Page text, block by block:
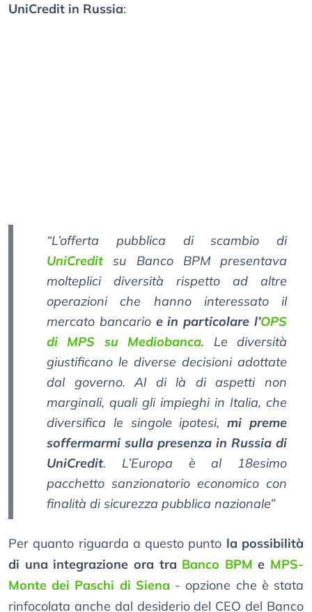
UniCredit in Russia:
“L’offerta pubblica di scambio di
UniCreditsu Banco BPM presentava
molteplici diversità rispetto ad altre
operazioni che hanno interessato il
mercato bancario e in particolare l’OPS
di MPS su Mediobanca. Le diversità
giustificano le diverse decisioni adottate
dal governo. Al di là di aspetti non
marginali, quali gli impieghi in Italia, che
diversifica le singole ipotesi,mi preme
soffermarmi sulla presenza in Russia di
UniCredit. L’Europa è al 18esimo
pacchetto sanzionatorio economico con
finalità di sicurezza pubblica nazionale”
Per quanto riguarda a questo punto la possibilità
di una integrazione ora tra Banco BPM e MPS-
Monte dei Paschi di Siena - opzione che è stata
rinfocolata anche dal desiderio del CEO del Banco